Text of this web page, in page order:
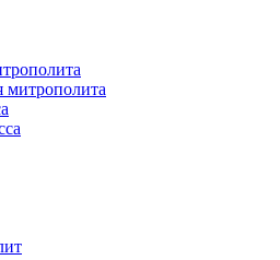
митрополита